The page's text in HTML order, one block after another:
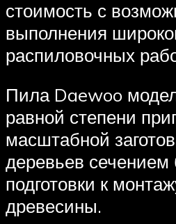
стоимость с
выполнения
распиловочных
Пила Daewoo
равной степени
масштабной
деревьев
подготовки к
древесины.